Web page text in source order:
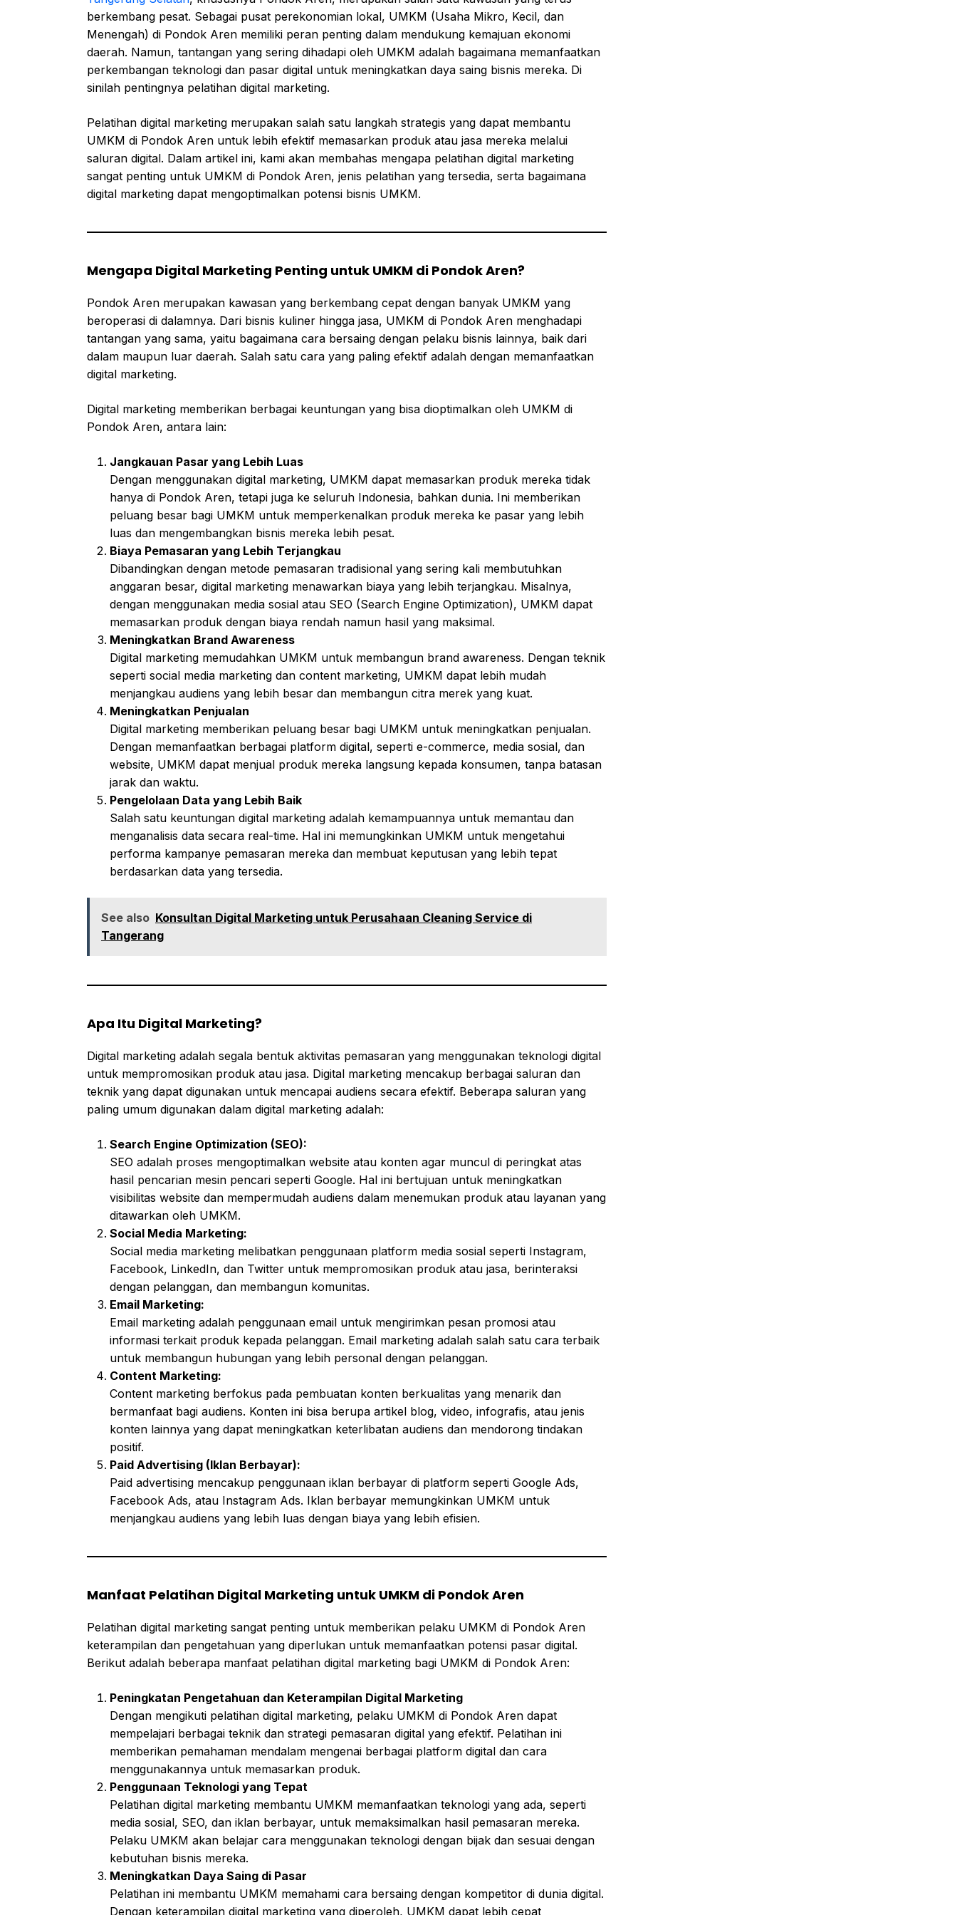
berkembang pesat. Sebagai pusat perekonomian lokal, UMKM (Usaha Mikro, Kecil, dan
Menengah) di Pondok Aren memiliki peran penting dalam mendukung kemajuan ekonomi
daerah. Namun, tantangan yang sering dihadapi oleh UMKM adalah bagaimana memanfaatkan
perkembangan teknologi dan pasar digital untuk meningkatkan daya saing bisnis mereka. Di
sinilah pentingnya pelatihan digital marketing.
Pelatihan digital marketing merupakan salah satu langkah strategis yang dapat membantu
UMKM di Pondok Aren untuk lebih efektif memasarkan produk atau jasa mereka melalui
saluran digital. Dalam artikel ini, kami akan membahas mengapa pelatihan digital marketing
sangat penting untuk UMKM di Pondok Aren, jenis pelatihan yang tersedia, serta bagaimana
digital marketing dapat mengoptimalkan potensi bisnis UMKM.
Mengapa Digital Marketing Penting untuk UMKM di Pondok Aren?
Pondok Aren merupakan kawasan yang berkembang cepat dengan banyak UMKM yang
beroperasi di dalamnya. Dari bisnis kuliner hingga jasa, UMKM di Pondok Aren menghadapi
tantangan yang sama, yaitu bagaimana cara bersaing dengan pelaku bisnis lainnya, baik dari
dalam maupun luar daerah. Salah satu cara yang paling efektif adalah dengan memanfaatkan
digital marketing.
Digital marketing memberikan berbagai keuntungan yang bisa dioptimalkan oleh UMKM di
Pondok Aren, antara lain:
Jangkauan Pasar yang Lebih Luas
Dengan menggunakan digital marketing, UMKM dapat memasarkan produk mereka tidak
hanya di Pondok Aren, tetapi juga ke seluruh Indonesia, bahkan dunia. Ini memberikan
peluang besar bagi UMKM untuk memperkenalkan produk mereka ke pasar yang lebih
luas dan mengembangkan bisnis mereka lebih pesat.
Biaya Pemasaran yang Lebih Terjangkau
Dibandingkan dengan metode pemasaran tradisional yang sering kali membutuhkan
anggaran besar, digital marketing menawarkan biaya yang lebih terjangkau. Misalnya,
dengan menggunakan media sosial atau SEO (Search Engine Optimization), UMKM dapat
memasarkan produk dengan biaya rendah namun hasil yang maksimal.
Meningkatkan Brand Awareness
Digital marketing memudahkan UMKM untuk membangun brand awareness. Dengan teknik
seperti social media marketing dan content marketing, UMKM dapat lebih mudah
menjangkau audiens yang lebih besar dan membangun citra merek yang kuat.
Meningkatkan Penjualan
Digital marketing memberikan peluang besar bagi UMKM untuk meningkatkan penjualan.
Dengan memanfaatkan berbagai platform digital, seperti e-commerce, media sosial, dan
website, UMKM dapat menjual produk mereka langsung kepada konsumen, tanpa batasan
jarak dan waktu.
Pengelolaan Data yang Lebih Baik
Salah satu keuntungan digital marketing adalah kemampuannya untuk memantau dan
menganalisis data secara real-time. Hal ini memungkinkan UMKM untuk mengetahui
performa kampanye pemasaran mereka dan membuat keputusan yang lebih tepat
berdasarkan data yang tersedia.
See also Konsultan Digital Marketing untuk Perusahaan Cleaning Service di
Tangerang
Apa Itu Digital Marketing?
Digital marketing adalah segala bentuk aktivitas pemasaran yang menggunakan teknologi digital
untuk mempromosikan produk atau jasa. Digital marketing mencakup berbagai saluran dan
teknik yang dapat digunakan untuk mencapai audiens secara efektif. Beberapa saluran yang
paling umum digunakan dalam digital marketing adalah:
Search Engine Optimization (SEO):
SEO adalah proses mengoptimalkan website atau konten agar muncul di peringkat atas
hasil pencarian mesin pencari seperti Google. Hal ini bertujuan untuk meningkatkan
visibilitas website dan mempermudah audiens dalam menemukan produk atau layanan yang
ditawarkan oleh UMKM.
Social Media Marketing:
Social media marketing melibatkan penggunaan platform media sosial seperti Instagram,
Facebook, LinkedIn, dan Twitter untuk mempromosikan produk atau jasa, berinteraksi
dengan pelanggan, dan membangun komunitas.
Email Marketing:
Email marketing adalah penggunaan email untuk mengirimkan pesan promosi atau
informasi terkait produk kepada pelanggan. Email marketing adalah salah satu cara terbaik
untuk membangun hubungan yang lebih personal dengan pelanggan.
Content Marketing:
Content marketing berfokus pada pembuatan konten berkualitas yang menarik dan
bermanfaat bagi audiens. Konten ini bisa berupa artikel blog, video, infografis, atau jenis
konten lainnya yang dapat meningkatkan keterlibatan audiens dan mendorong tindakan
positif.
Paid Advertising (Iklan Berbayar):
Paid advertising mencakup penggunaan iklan berbayar di platform seperti Google Ads,
Facebook Ads, atau Instagram Ads. Iklan berbayar memungkinkan UMKM untuk
menjangkau audiens yang lebih luas dengan biaya yang lebih efisien.
Manfaat Pelatihan Digital Marketing untuk UMKM di Pondok Aren
Pelatihan digital marketing sangat penting untuk memberikan pelaku UMKM di Pondok Aren
keterampilan dan pengetahuan yang diperlukan untuk memanfaatkan potensi pasar digital.
Berikut adalah beberapa manfaat pelatihan digital marketing bagi UMKM di Pondok Aren:
Peningkatan Pengetahuan dan Keterampilan Digital Marketing
Dengan mengikuti pelatihan digital marketing, pelaku UMKM di Pondok Aren dapat
mempelajari berbagai teknik dan strategi pemasaran digital yang efektif. Pelatihan ini
memberikan pemahaman mendalam mengenai berbagai platform digital dan cara
menggunakannya untuk memasarkan produk.
Penggunaan Teknologi yang Tepat
Pelatihan digital marketing membantu UMKM memanfaatkan teknologi yang ada, seperti
media sosial, SEO, dan iklan berbayar, untuk memaksimalkan hasil pemasaran mereka.
Pelaku UMKM akan belajar cara menggunakan teknologi dengan bijak dan sesuai dengan
kebutuhan bisnis mereka.
Meningkatkan Daya Saing di Pasar
Pelatihan ini membantu UMKM memahami cara bersaing dengan kompetitor di dunia digital.
Dengan keterampilan digital marketing yang diperoleh, UMKM dapat lebih cepat